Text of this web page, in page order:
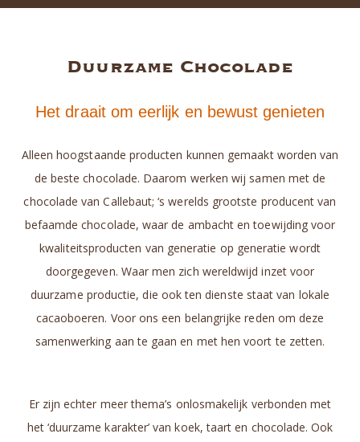
Duurzame Chocolade
Het draait om eerlijk en bewust genieten
Alleen hoogstaande producten kunnen gemaakt worden van
de beste chocolade. Daarom werken wij samen met de
chocolade van Callebaut; ‘s werelds grootste producent van
befaamde chocolade, waar de ambacht en toewijding voor
kwaliteitsproducten van generatie op generatie wordt
doorgegeven. Waar men zich wereldwijd inzet voor
duurzame productie, die ook ten dienste staat van lokale
cacaoboeren. Voor ons een belangrijke reden om deze
samenwerking aan te gaan en met hen voort te zetten.
Er zijn echter meer thema’s onlosmakelijk verbonden met
het ‘duurzame karakter’ van koek, taart en chocolade. Ook